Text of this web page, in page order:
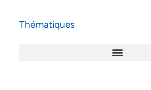
Thématiques